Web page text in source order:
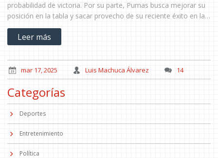
probabilidad de victoria. Por su parte, Pumas busca mejorar su
posición en la tabla y sacar provecho de su reciente éxito en la
Concacaf Champions League. Las apuestas sugieren un
encuentro táctico con menos de 2.5 goles.
Leer más
mar 17, 2025 Luis Machuca Álvarez 14
Categorías
Deportes
Entretenimiento
Política